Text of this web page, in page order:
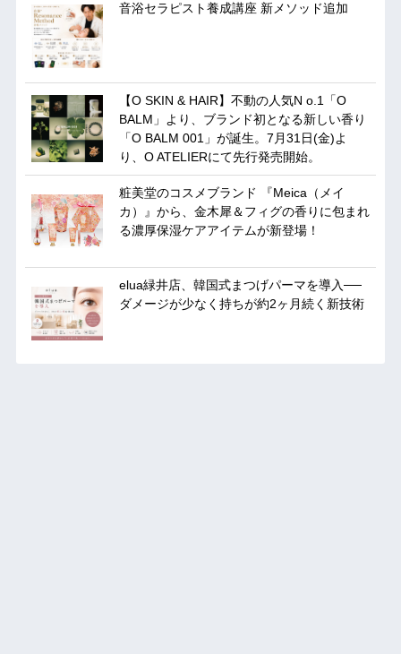
音浴セラピスト養成講座 新メソッド追加
【O SKIN & HAIR】不動の人気N o.1「O
BALM」より、ブランド初となる新しい香り
「O BALM 001」が誕生。7月31日(金)よ
り、O ATELIERにて先行発売開始。
粧美堂のコスメブランド 『Meica（メイ
カ）』から、金木犀＆フィグの香りに包まれ
る濃厚保湿ケアアイテムが新登場！
elua緑井店、韓国式まつげパーマを導入──
ダメージが少なく持ちが約2ヶ月続く新技術